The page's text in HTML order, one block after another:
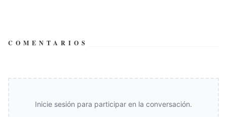
COMENTARIOS
Inicie sesión para participar en la conversación.